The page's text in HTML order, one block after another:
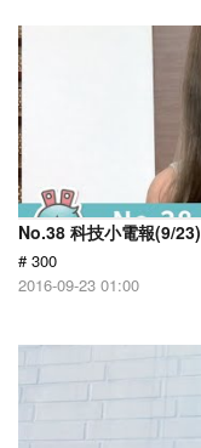
No.38 科技小電報(9/23)
# 300
2016-09-23 01:00